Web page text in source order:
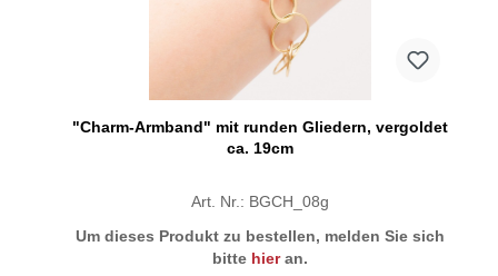
"Charm-Armband" mit runden Gliedern, vergoldet
ca. 19cm
Art. Nr.: BGCH_08g
Um dieses Produkt zu bestellen, melden Sie sich
bitte hieran.